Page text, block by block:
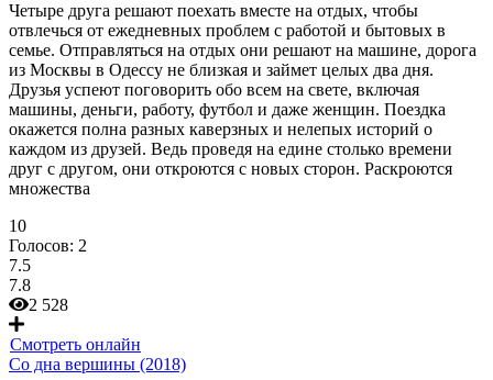
Четыре друга решают поехать вместе на отдых, чтобы
отвлечься от ежедневных проблем с работой и бытовых в
семье. Отправляться на отдых они решают на машине, дорога
из Москвы в Одессу не близкая и займет целых два дня.
Друзья успеют поговорить обо всем на свете, включая
машины, деньги, работу, футбол и даже женщин. Поездка
окажется полна разных каверзных и нелепых историй о
каждом из друзей. Ведь проведя на едине столько времени
друг с другом, они откроются с новых сторон. Раскроются
множества
10
Голосов: 2
7.5
7.8
2 528
Смотреть онлайн
Со дна вершины (2018)